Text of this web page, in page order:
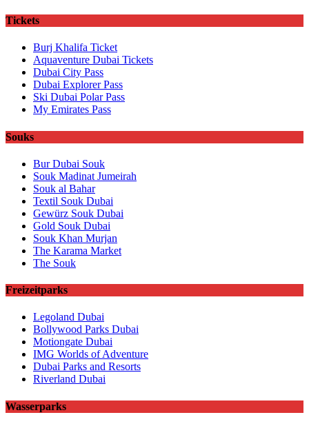
Tickets
Burj Khalifa Ticket
Aquaventure Dubai Tickets
Dubai City Pass
Dubai Explorer Pass
Ski Dubai Polar Pass
My Emirates Pass
Souks
Bur Dubai Souk
Souk Madinat Jumeirah
Souk al Bahar
Textil Souk Dubai
Gewürz Souk Dubai
Gold Souk Dubai
Souk Khan Murjan
The Karama Market
The Souk
Freizeitparks
Legoland Dubai
Bollywood Parks Dubai
Motiongate Dubai
IMG Worlds of Adventure
Dubai Parks and Resorts
Riverland Dubai
Wasserparks